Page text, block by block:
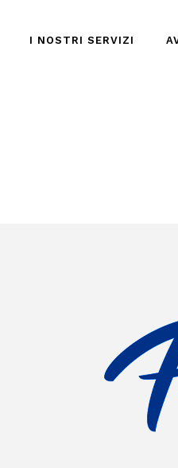
I NOSTRI SERVIZI